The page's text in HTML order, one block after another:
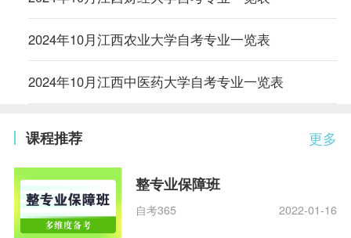
2024年10月江西农业大学自考专业一览表
2024年10月江西中医药大学自考专业一览表
更多
课程推荐
整专业保障班
自考365 2022-01-16